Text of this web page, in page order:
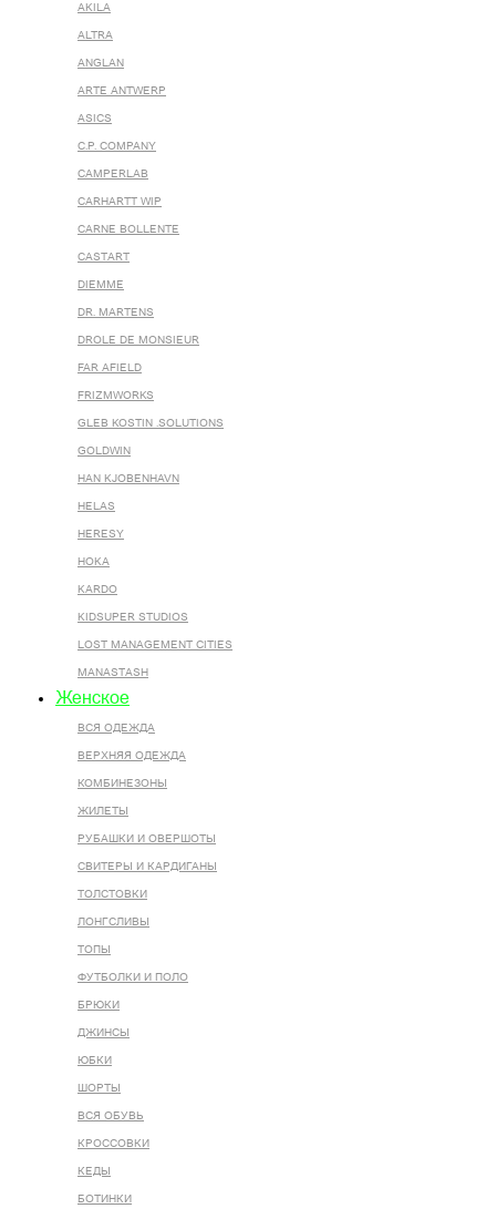
AKILA
ALTRA
ANGLAN
ARTE ANTWERP
ASICS
C.P. COMPANY
CAMPERLAB
CARHARTT WIP
CARNE BOLLENTE
CASTART
DIEMME
DR. MARTENS
DROLE DE MONSIEUR
FAR AFIELD
FRIZMWORKS
GLEB KOSTIN .SOLUTIONS
GOLDWIN
HAN KJOBENHAVN
HELAS
HERESY
HOKA
KARDO
KIDSUPER STUDIOS
LOST MANAGEMENT CITIES
MANASTASH
Женское
ВСЯ ОДЕЖДА
ВЕРХНЯЯ ОДЕЖДА
КОМБИНЕЗОНЫ
ЖИЛЕТЫ
РУБАШКИ И ОВЕРШОТЫ
СВИТЕРЫ И КАРДИГАНЫ
ТОЛСТОВКИ
ЛОНГСЛИВЫ
ТОПЫ
ФУТБОЛКИ И ПОЛО
БРЮКИ
ДЖИНСЫ
ЮБКИ
ШОРТЫ
ВСЯ ОБУВЬ
КРОССОВКИ
КЕДЫ
БОТИНКИ